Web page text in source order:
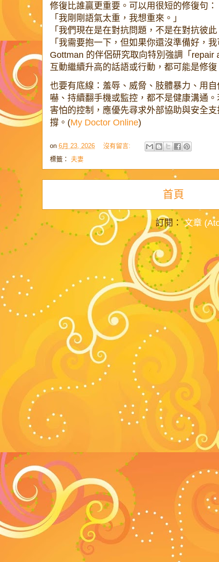
修復比誰贏更重要。可以用很短的修復句：
「我剛剛語氣太重，我想重來。」
「我們現在是在對抗問題，不是在對抗彼
「我需要抱一下，但如果你還沒準備好，
Gottman 的伴侶研究取向特別強調「repair
互動繼續升高的話語或行動，都可能是修復
也要有底線：羞辱、威脅、肢體暴力、用
嚇、持續翻手機或監控，都不是健康溝通
害怕的控制，應優先尋求外部協助與安全
撐。(My Doctor Online)
on 6月 23, 2026
沒有留言:
標籤： 夫妻
首頁
訂閱：文章